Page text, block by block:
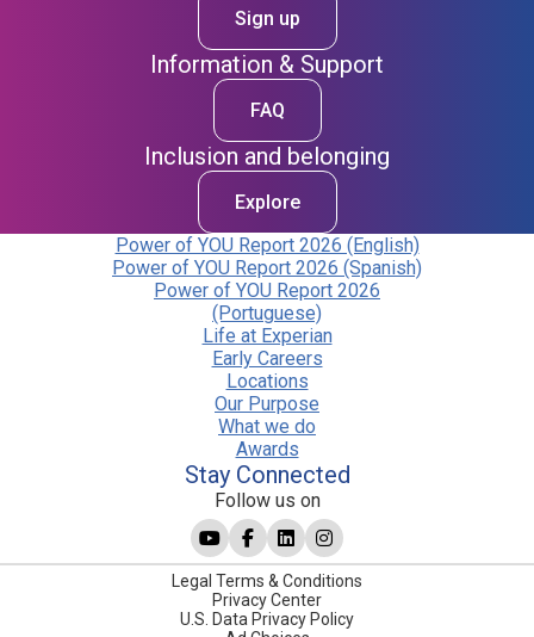
Sign up
Information & Support
FAQ
Inclusion and belonging
Explore
Power of YOU Report 2026 (English)
Power of YOU Report 2026 (Spanish)
Power of YOU Report 2026
(Portuguese)
Life at Experian
Early Careers
Locations
Our Purpose
What we do
Awards
Stay Connected
Follow us on
Legal Terms & Conditions
Privacy Center
U.S. Data Privacy Policy